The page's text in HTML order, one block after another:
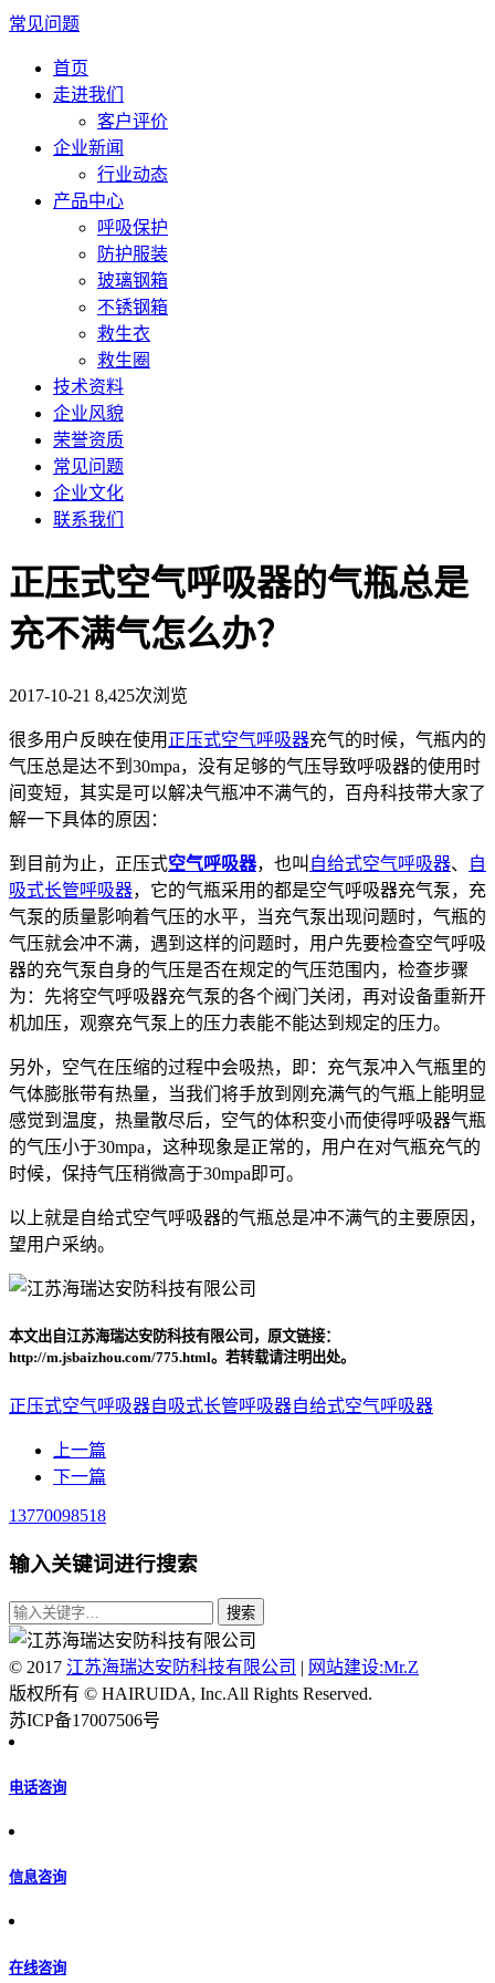
常见问题
首页
走进我们
客户评价
企业新闻
行业动态
产品中心
呼吸保护
防护服装
玻璃钢箱
不锈钢箱
救生衣
救生圈
技术资料
企业风貌
荣誉资质
常见问题
企业文化
联系我们
正压式空气呼吸器的气瓶总是
充不满气怎么办？
2017-10-21 8,425次浏览
很多用户反映在使用 正压式空气呼吸器充气的时候，气瓶内的
气压总是达不到30mpa，没有足够的气压导致呼吸器的使用时
间变短，其实是可以解决气瓶冲不满气的，百舟科技带大家了
解一下具体的原因：
到目前为止，正压式空气呼吸器，也叫 自给式空气呼吸器、
自
吸式长管呼吸器，它的气瓶采用的都是空气呼吸器充气泵，充
气泵的质量影响着气压的水平，当充气泵出现问题时，气瓶的
气压就会冲不满，遇到这样的问题时，用户先要检查空气呼吸
器的充气泵自身的气压是否在规定的气压范围内，检查步骤
为：先将空气呼吸器充气泵的各个阀门关闭，再对设备重新开
机加压，观察充气泵上的压力表能不能达到规定的压力。
另外，空气在压缩的过程中会吸热，即：充气泵冲入气瓶里的
气体膨胀带有热量，当我们将手放到刚充满气的气瓶上能明显
感觉到温度，热量散尽后，空气的体积变小而使得呼吸器气瓶
的气压小于30mpa，这种现象是正常的，用户在对气瓶充气的
时候，保持气压稍微高于30mpa即可。
以上就是自给式空气呼吸器的气瓶总是冲不满气的主要原因，
望用户采纳。
本文出自江苏海瑞达安防科技有限公司，原文链接：
http://m.jsbaizhou.com/775.html。若转载请注明出处。
正压式空气呼吸器自吸式长管呼吸器自给式空气呼吸器
上一篇
下一篇
13770098518
输入关键词进行搜索
© 2017 江苏海瑞达安防科技有限公司 | 网站建设:Mr.Z
版权所有 © HAIRUIDA, Inc.All Rights Reserved.
苏ICP备17007506号
电话咨询
信息咨询
在线咨询